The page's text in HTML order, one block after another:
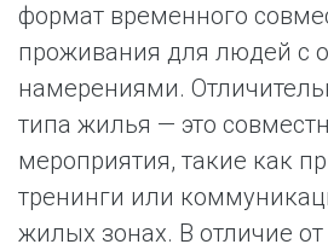
формат временного
проживания для людей с
намерениями.
типа жилья — это
мероприятия, такие как
тренинги или
жилых зонах. В отличие от